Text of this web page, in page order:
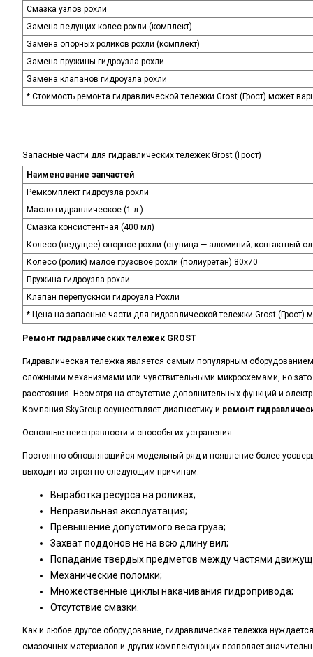
Смазка узлов рохли
Замена ведущих колес рохли (комплект)
Замена опорных роликов рохли (комплект)
Замена пружины гидроузла рохли
Замена клапанов гидроузла рохли
* Стоимость ремонта гидравлической тележки Grost (Грост) может
Запасные части для гидравлических тележек Grost (Грост)
Наименование запчастей
Ремкомплект гидроузла рохли
Масло гидравлическое (1 л.)
Смазка консистентная (400 мл)
Колесо (ведущее) опорное рохли (ступица — алюминий; контактный
Колесо (ролик) малое грузовое рохли (полиуретан) 80x70
Пружина гидроузла рохли
Клапан перепускной гидроузла Рохли
* Цена на запасные части для гидравлической тележки Grost (Грост)
Ремонт гидравлических тележек GROST
Гидравлическая тележка является самым популярным
сложными механизмами или чувствительными микросхемами, но
расстояния. Несмотря на отсутствие дополнительных функций и
Компания SkyGroup осуществляет диагностику и ремонт
Основные неисправности и способы их устранения
Постоянно обновляющийся модельный ряд и появление более
выходит из строя по следующим причинам:
Выработка ресурса на роликах;
Неправильная эксплуатация;
Превышение допустимого веса груза;
Захват поддонов не на всю длину вил;
Попадание твердых предметов между частями
Механические поломки;
Множественные циклы накачивания гидропривода;
Отсутствие смазки.
Как и любое другое оборудование, гидравлическая тележка
смазочных материалов и других комплектующих позволяет